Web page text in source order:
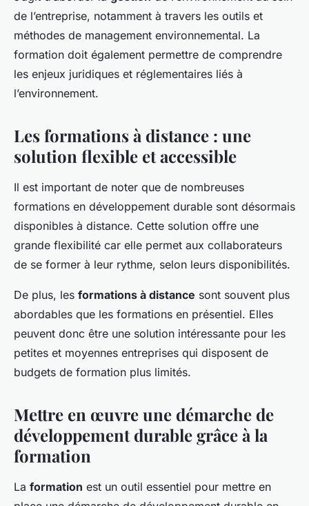
de l’entreprise, notamment à travers les outils et
méthodes de management environnemental. La
formation doit également permettre de comprendre
les enjeux juridiques et réglementaires liés à
l’environnement.
Les formations à distance : une
solution flexible et accessible
Il est important de noter que de nombreuses
formations en développement durable sont désormais
disponibles à distance. Cette solution offre une
grande flexibilité car elle permet aux collaborateurs
de se former à leur rythme, selon leurs disponibilités.
De plus, les formations à distance sont souvent plus
abordables que les formations en présentiel. Elles
peuvent donc être une solution intéressante pour les
petites et moyennes entreprises qui disposent de
budgets de formation plus limités.
Mettre en œuvre une démarche de
développement durable grâce à la
formation
La formation est un outil essentiel pour mettre en